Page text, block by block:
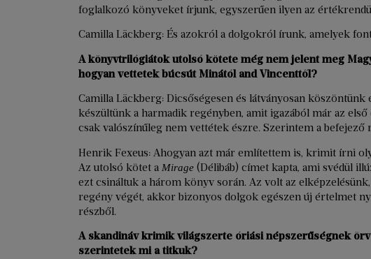
foglalkozó könyveket írjunk, egyszerűen ilyen az
Camilla Läckberg: És azokról a dolgokról írunk, amelyek
A könyvtrilógiátok utolsó kötete még nem jelent meg
hogyan vettetek búcsút Minától and Vincenttől?
Camilla Läckberg: Dicsőségesen és látványosan
készültünk a harmadik regényben, amit igazából már az
csak valószínűleg nem vettétek észre. Szerintem a befejező
Henrik Fexeus: Ahogyan azt már említettem is, krimit írni
Az utolsó kötet a Mirage (Délibáb) címet kapta, ami svédül
ezt csináltuk a három könyv során. Az volt az
regény végét, akkor bizonyos dolgok egészen új értelmet
részből.
A skandináv krimik világszerte óriási népszerűségnek
szerintetek mi a titkuk?